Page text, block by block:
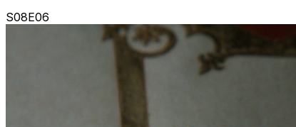
S08E06